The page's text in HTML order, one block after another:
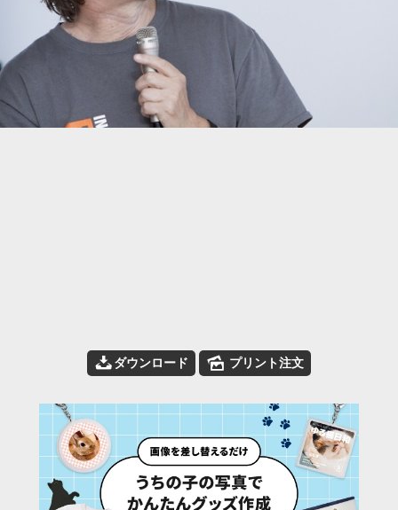
📥ダウンロード 🌄 プリント注文